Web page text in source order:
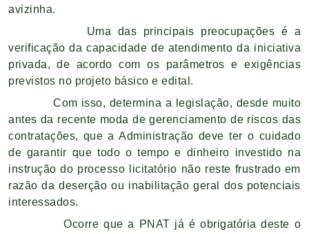
avizinha.
Uma das principais preocupações é a
verificação da capacidade de atendimento da iniciativa
privada, de acordo com os parâmetros e exigências
previstos no projeto básico e edital.
Com isso, determina a legislação, desde muito
antes da recente moda de gerenciamento de riscos das
contratações, que a Administração deve ter o cuidado
de garantir que todo o tempo e dinheiro investido na
instrução do processo licitatório não reste frustrado em
razão da deserção ou inabilitação geral dos potenciais
interessados.
Ocorre que a PNAT já é obrigatória deste o